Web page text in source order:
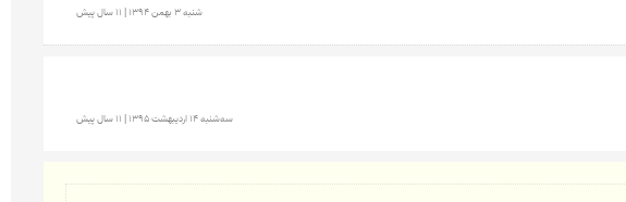
شنبه 3 بهمن 1394 | 11 سال پیش
سه‌شنبه 14 ارديبهشت 1395 | 11 سال پیش